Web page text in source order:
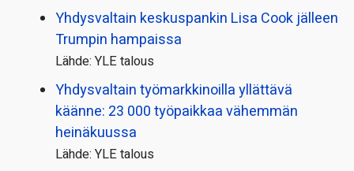
Yhdysvaltain keskuspankin Lisa Cook jälleen
Trumpin hampaissa
Lähde: YLE talous
Yhdysvaltain työmarkkinoilla yllättävä
käänne: 23 000 työpaikkaa vähemmän
heinäkuussa
Lähde: YLE talous